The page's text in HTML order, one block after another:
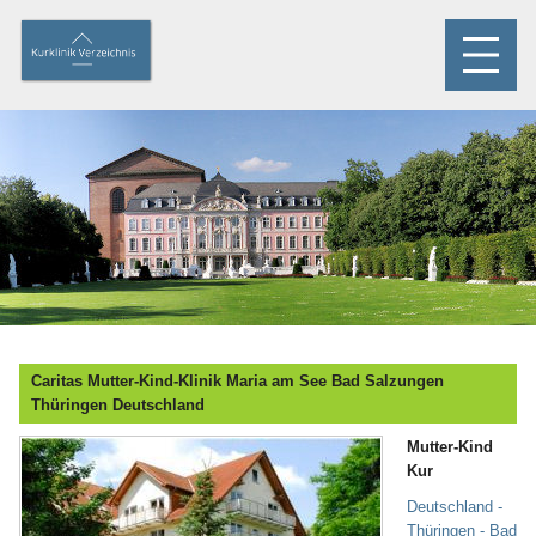
Caritas Mutter-Kind-Klinik Maria am See Bad Salzungen
Thüringen Deutschland
Mutter-Kind
Kur
Deutschland -
Thüringen - Bad